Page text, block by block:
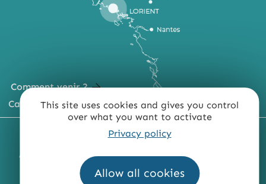
This site uses cookies and gives you control
over what you want to activate
Privacy policy
Allow all cookies
Comment venir ?
Carte du territoire
MENTIONS LÉGALES PLAN DU SITE
ACCESSIBILITÉ : NON CONFORME PRESSE
QUI SOMMES-NOUS ?